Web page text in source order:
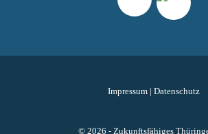
Impressum | Datenschutz
© 2026 - Zukunftsfähiges